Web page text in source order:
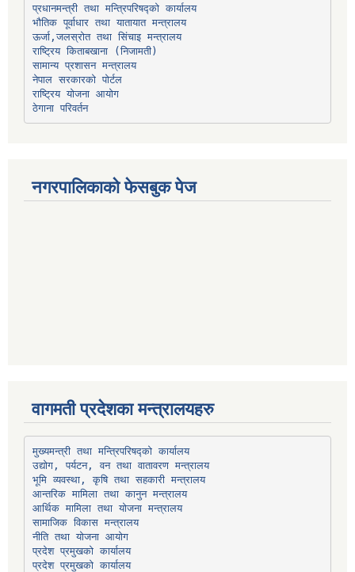
प्रधानमन्त्री तथा मन्त्रिपरिषद्को कार्यालय
भौतिक पूर्वाधार तथा यातायात मन्त्रालय
ऊर्जा,जलस्रोत तथा सिंचाइ मन्त्रालय
सामान्य प्रशासन मन्त्रालय
नेपाल सरकारको पोर्टल
राष्ट्रिय योजना आयोग
ठेगाना परिवर्तन
नगरपालिकाको फेसबुक पेज
वागमती प्रदेशका मन्त्रालयहरु
मुख्यमन्त्री तथा मन्त्रिपरिषद्को कार्यालय
उद्योग, पर्यटन, वन तथा वातावरण मन्त्रालय
भूमि व्यवस्था, कृषि तथा सहकारी मन्त्रालय
आन्तरिक मामिला तथा कानुन मन्त्रालय
आर्थिक मामिला तथा योजना मन्त्रालय
सामाजिक विकास मन्त्रालय
नीति तथा योजना आयोग
प्रदेश प्रमुखको कार्यालय
प्रदेश प्रमुखको कार्यालय